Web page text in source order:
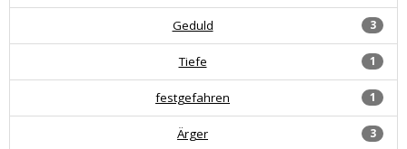
3
Geduld
1
Tiefe
1
festgefahren
3
Ärger